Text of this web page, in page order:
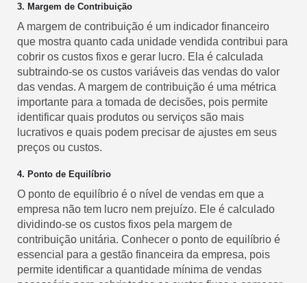
3. Margem de Contribuição
A margem de contribuição é um indicador financeiro
que mostra quanto cada unidade vendida contribui para
cobrir os custos fixos e gerar lucro. Ela é calculada
subtraindo-se os custos variáveis das vendas do valor
das vendas. A margem de contribuição é uma métrica
importante para a tomada de decisões, pois permite
identificar quais produtos ou serviços são mais
lucrativos e quais podem precisar de ajustes em seus
preços ou custos.
4. Ponto de Equilíbrio
O ponto de equilíbrio é o nível de vendas em que a
empresa não tem lucro nem prejuízo. Ele é calculado
dividindo-se os custos fixos pela margem de
contribuição unitária. Conhecer o ponto de equilíbrio é
essencial para a gestão financeira da empresa, pois
permite identificar a quantidade mínima de vendas